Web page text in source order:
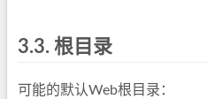
3.3. 根目录
可能的默认Web根目录：